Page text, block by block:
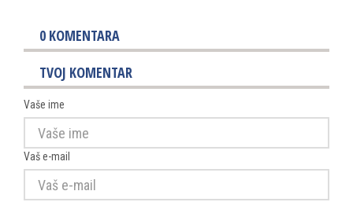
0 KOMENTARA
TVOJ KOMENTAR
Vaše ime
Vaš e-mail